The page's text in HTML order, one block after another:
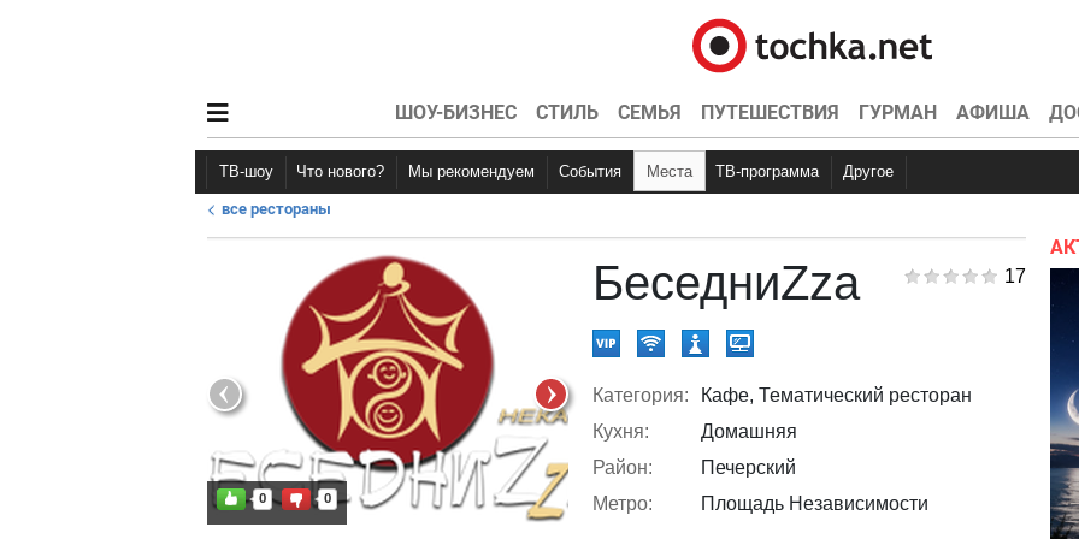
ШОУ-БИЗНЕС СТИЛЬ СЕМЬЯ ПУТЕШЕСТВИЯ ГУРМАН АФИША
ТВ-шоу Что нового?
Новости афиши
Мы рекомендуем События Места ТВ-программа Другое
все рестораны
0 0
17
БеседниZza
Категория:
Кафе, Тематический ресторан
Кухня:
Домашняя
Район:
Печерский
Метро:
Площадь Независимости